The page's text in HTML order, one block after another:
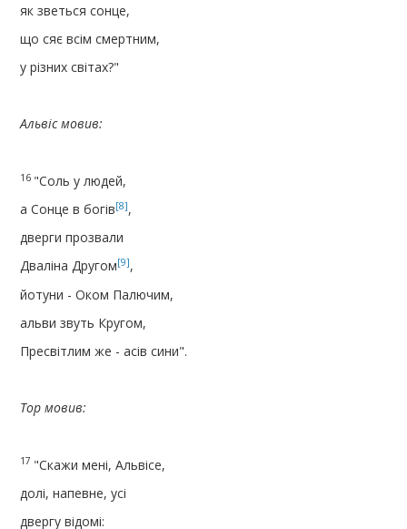
як зветься сонце,
що сяє всім смертним,
у різних світах?"
Альвіс мовив:
16 "Соль у людей,
а Сонце в богів[8],
дверги прозвали
Дваліна Другом[9],
йотуни - Оком Палючим,
альви звуть Кругом,
Пресвітлим же - асів сини".
Тор мовив:
17 "Скажи мені, Альвісе,
долі, напевне, усі
двергу відомі: